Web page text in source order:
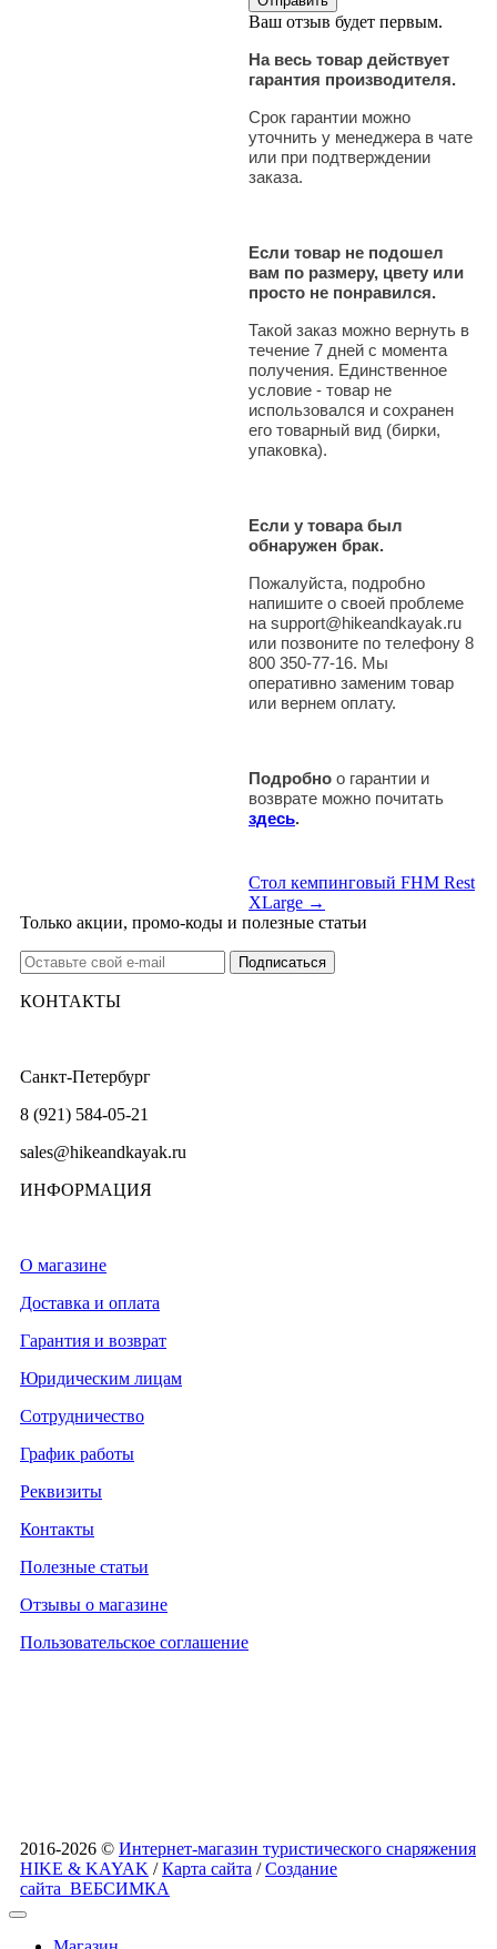
Ваш отзыв будет первым.
На весь товар действует
гарантия производителя.
Срок гарантии можно
уточнить у менеджера в чате
или при подтверждении
заказа.
Если товар не подошел
вам по размеру, цвету или
просто не понравился.
Такой заказ можно вернуть в
течение 7 дней с момента
получения. Единственное
условие - товар не
использовался и сохранен
его товарный вид (бирки,
упаковка).
Если у товара был
обнаружен брак.
Пожалуйста, подробно
напишите о своей проблеме
на support@hikeandkayak.ru
или позвоните по телефону 8
800 350-77-16. Мы
оперативно заменим товар
или вернем оплату.
Подробно о гарантии и
возврате можно почитать
здесь.
Стол кемпинговый FHM Rest
XLarge →
Только акции, промо-коды и полезные статьи
КОНТАКТЫ
Санкт-Петербург
8 (921) 584-05-21
sales@hikeandkayak.ru
ИНФОРМАЦИЯ
О магазине
Доставка и оплата
Гарантия и возврат
Юридическим лицам
Сотрудничество
График работы
Реквизиты
Контакты
Полезные статьи
Отзывы о магазине
Пользовательское соглашение
2016-2026 © Интернет-магазин туристического снаряжения
HIKE & KAYAK /Карта сайта /Создание
сайта ВЕБСИМКА